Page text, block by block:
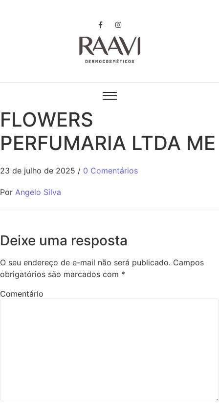
FLOWERS
PERFUMARIA LTDA ME
23 de julho de 2025 / 0 Comentários
Por Angelo Silva
Deixe uma resposta
O seu endereço de e-mail não será publicado. Campos
obrigatórios são marcados com *
Comentário